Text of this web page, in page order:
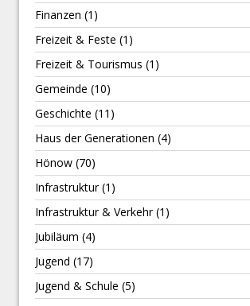
Finanzen (1)
Freizeit & Feste (1)
Freizeit & Tourismus (1)
Gemeinde (10)
Geschichte (11)
Haus der Generationen (4)
Hönow (70)
Infrastruktur(1)
Infrastruktur & Verkehr(1)
Jubiläum (4)
Jugend (17)
Jugend & Schule (5)